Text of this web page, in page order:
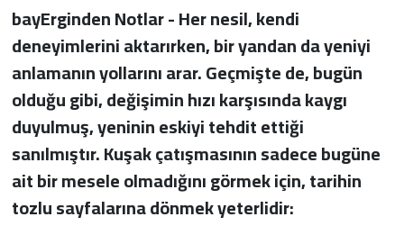
bayErginden Notlar - Her nesil, kendi
deneyimlerini aktarırken, bir yandan da yeniyi
anlamanın yollarını arar. Geçmişte de, bugün
olduğu gibi, değişimin hızı karşısında kaygı
duyulmuş, yeninin eskiyi tehdit ettiği
sanılmıştır. Kuşak çatışmasının sadece bugüne
ait bir mesele olmadığını görmek için, tarihin
tozlu sayfalarına dönmek yeterlidir: